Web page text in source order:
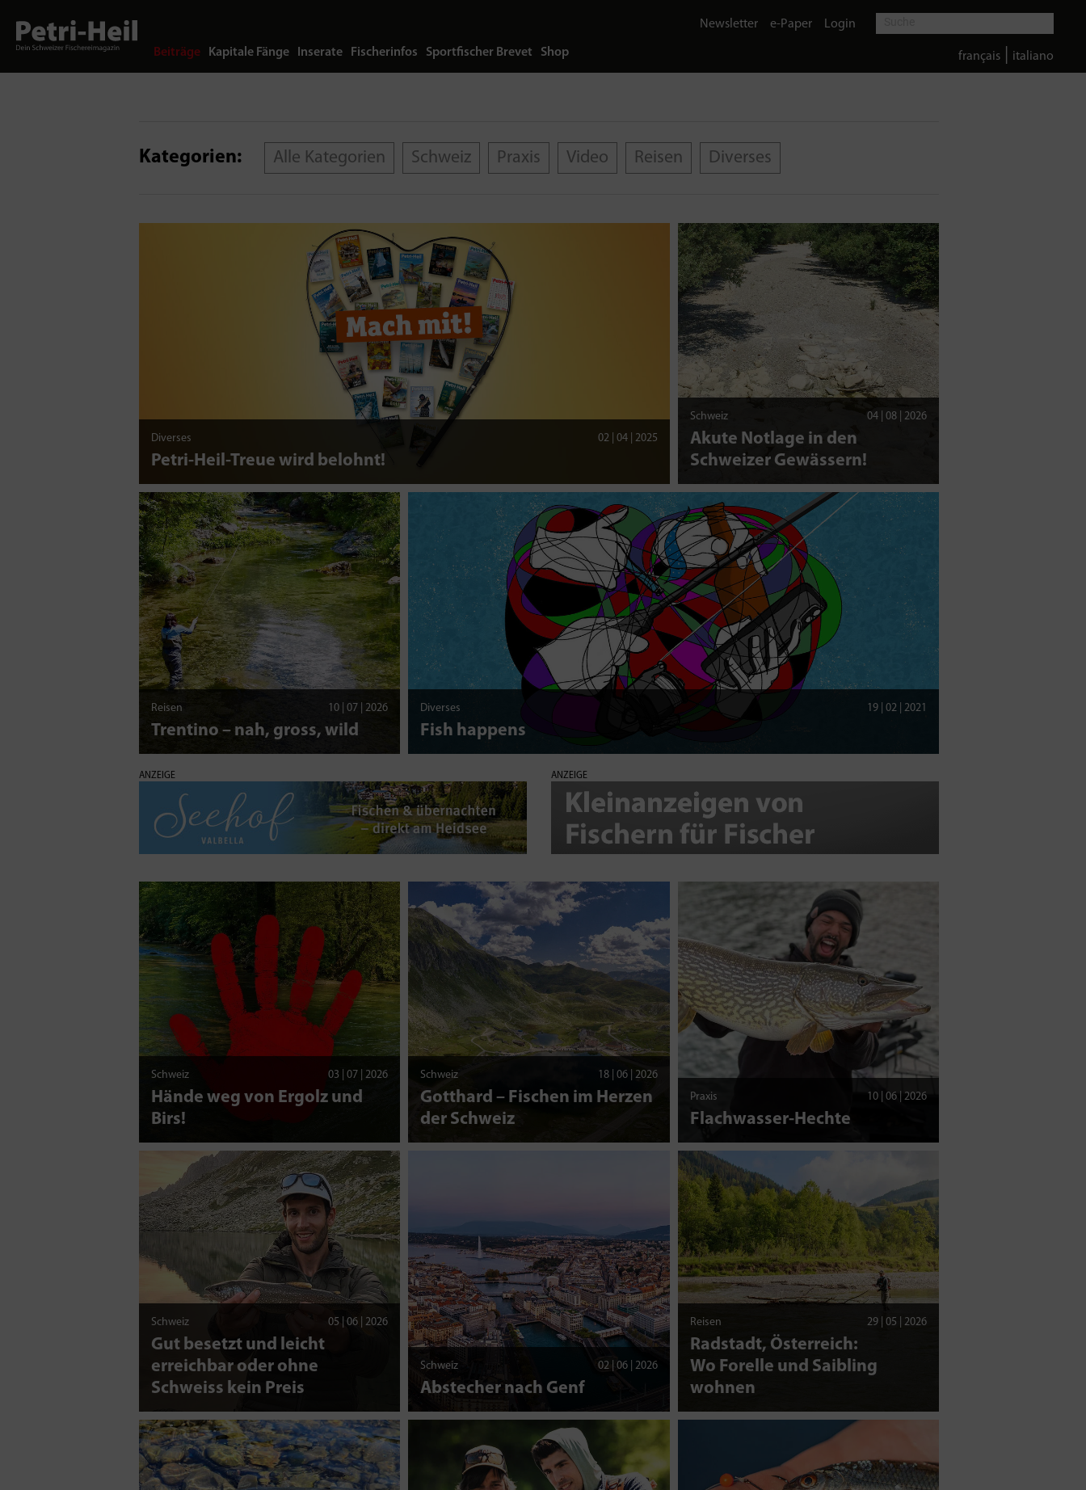
Beiträge Kapitale Fänge Inserate Fischerinfos Sportfischer Brevet Shop
Newsletter e-Paper Login
français italiano
Kategorien: Alle Kategorien Schweiz Praxis Video Reisen Diverses
Diverses 02 | 04 | 2025
Petri-Heil-Treue wird belohnt!
Schweiz 04 | 08 | 2026
Akute Notlage in den
Schweizer Gewässern!
Reisen 10 | 07 | 2026
Trentino – nah, gross, wild
Diverses 19 | 02 | 2021
Fish happens
ANZEIGE ANZEIGE
Schweiz 03 | 07 | 2026
Hände weg von Ergolz und
Birs!
Schweiz 18 | 06 | 2026
Gotthard – Fischen im Herzen
der Schweiz
Praxis 10 | 06 | 2026
Flachwasser-Hechte
Schweiz 05 | 06 | 2026
Gut besetzt und leicht
erreichbar oder ohne
Schweiss kein Preis
Schweiz 02 | 06 | 2026
Abstecher nach Genf
Reisen 29 | 05 | 2026
Radstadt, Österreich:
Wo Forelle und Saibling
wohnen